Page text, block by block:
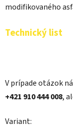
modifikovaného
Technický list
V prípade otázok
+421 910 444 008,
Variant: